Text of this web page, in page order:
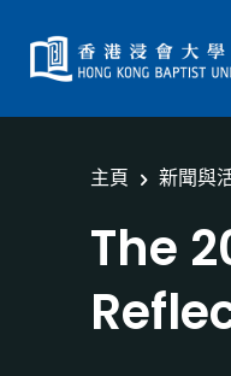
主頁 新聞與
The